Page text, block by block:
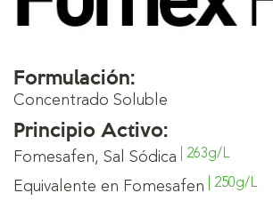
Formulación:
Concentrado Soluble
Principio Activo:
Fomesafen, Sal Sódica | 263g/L
Equivalente en Fomesafen | 250g/L